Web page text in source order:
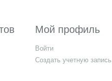
Мой профиль
Войти
Создать учетную запись